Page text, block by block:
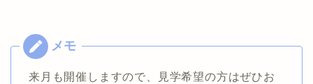
来月も開催しますので、見学希望の方はぜひお